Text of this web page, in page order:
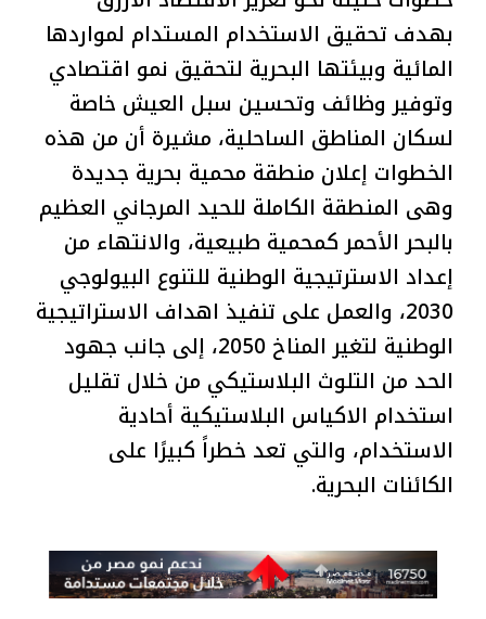
بهدف تحقيق الاستخدام المستدام لمواردها
المائية وبيئتها البحرية لتحقيق نمو اقتصادي
وتوفير وظائف وتحسين سبل العيش خاصة
لسكان المناطق الساحلية، مشيرة أن من هذه
الخطوات إعلان منطقة محمية بحرية جديدة
وهى المنطقة الكاملة للحيد المرجاني العظيم
بالبحر الأحمر كمحمية طبيعية، والانتهاء من
إعداد الاسترتيجية الوطنية للتنوع البيولوجي
2030، والعمل على تنفيذ اهداف الاستراتيجية
الوطنية لتغير المناخ 2050، إلى جانب جهود
الحد من التلوث البلاستيكي من خلال تقليل
استخدام الاكياس البلاستيكية أحادية
الاستخدام، والتي تعد خطراً كبيرًا على
الكائنات البحرية.